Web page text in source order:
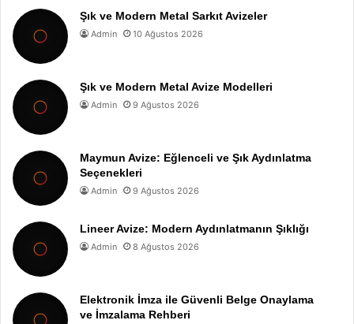
Şık ve Modern Metal Sarkıt Avizeler
Admin 10 Ağustos 2026
Şık ve Modern Metal Avize Modelleri
Admin 9 Ağustos 2026
Maymun Avize: Eğlenceli ve Şık Aydınlatma
Seçenekleri
Admin 9 Ağustos 2026
Lineer Avize: Modern Aydınlatmanın Şıklığı
Admin 8 Ağustos 2026
Elektronik İmza ile Güvenli Belge Onaylama
ve İmzalama Rehberi